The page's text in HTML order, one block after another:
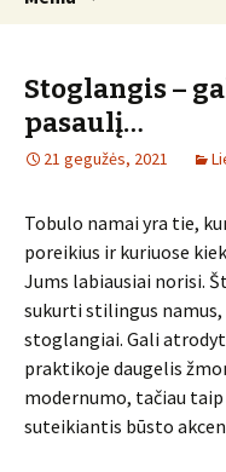
Stoglangis –
pasaulį…
21 gegužės, 2021
Tobulo namai yra tie,
poreikius ir kuriuose
Jums labiausiai norisi.
sukurti stilingus namus,
stoglangiai. Gali
praktikoje daugelis
modernumo, tačiau
suteikiantis būsto